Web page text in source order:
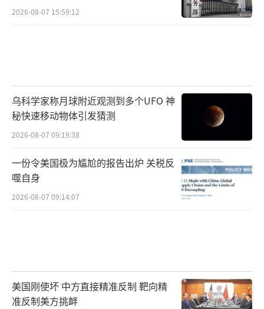
2026-08-07 15:59:12
乌科学家称月球附近观测到多个UFO 神
秘快速移动物体引发猜测
2026-08-07 09:19:38
一份令美国极为尴尬的报告出炉 关税反
噬自身
2026-08-07 09:14:07
美国刚使坏 中方直接精准反制 靶向精
准反制美方挑衅